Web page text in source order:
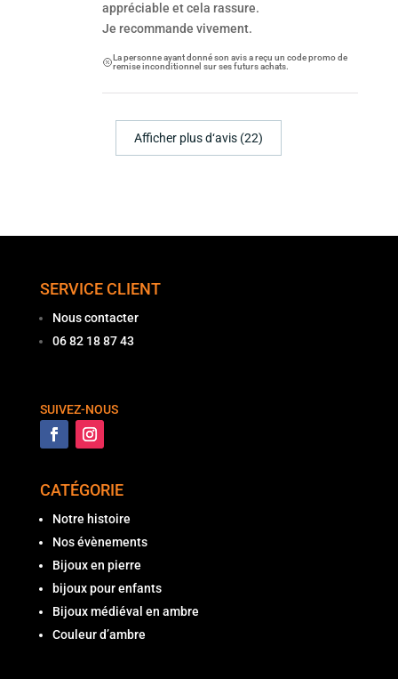
appréciable et cela rassure.
Je recommande vivement.
La personne ayant donné son avis a reçu un code promo de
remise inconditionnel sur ses futurs achats.
Afficher plus d‘avis (22)
SERVICE CLIENT
Nous contacter
06 82 18 87 43
SUIVEZ-NOUS
CATÉGORIE
Notre histoire
Nos évènements
Bijoux en pierre
bijoux pour enfants
Bijoux médiéval en ambre
Couleur d’ambre